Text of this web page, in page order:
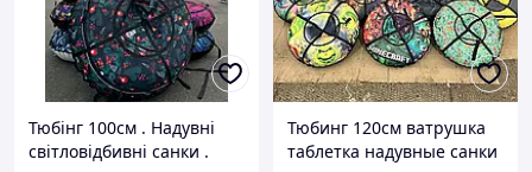
Тюбінг 100см . Надувні
світловідбивні санки .
Тюбинг 120см ватрушка
таблетка надувные санки